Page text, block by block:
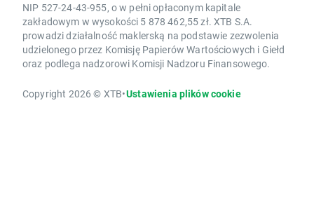
NIP 527-24-43-955, o w pełni opłaconym kapitale
zakładowym w wysokości 5 878 462,55 zł. XTB S.A.
prowadzi działalność maklerską na podstawie zezwolenia
udzielonego przez Komisję Papierów Wartościowych i Giełd
oraz podlega nadzorowi Komisji Nadzoru Finansowego.
Copyright 2026 © XTB•Ustawienia plików cookie